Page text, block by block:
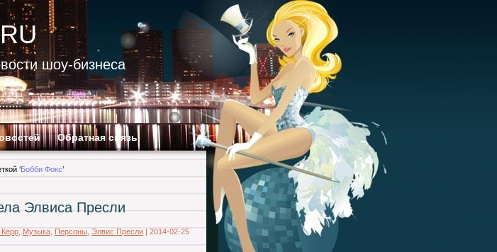
шоу-бизнеса
Обратная связь
‘Бобби Фокс’
Элвиса Пресли
Музыка Персоны Элвис Пресли | 2014-02-25